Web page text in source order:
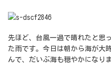
先ほど、台風一過で晴れたと思
た雨です。今日は朝から海が大
んで、だいぶ海も穏やかになり